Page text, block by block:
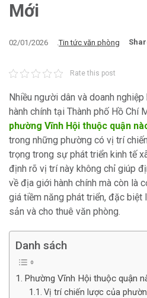
Mới
02/01/2026 .Tin tức văn phòng
Rate this post
Nhiều người dân và doanh
hành chính tại Thành phố Hồ Chí
phường Vĩnh Hội thuộc quận
trong những phường có vị trí
trọng trong sự phát triển kinh tế
định rõ vị trí này không chỉ giúp
về địa giới hành chính mà còn là
giá tiềm năng phát triển, đặc
sản và cho thuê văn phòng.
Danh sách
Phường Vĩnh Hội thuộc quận
Vị trí chiến lược của